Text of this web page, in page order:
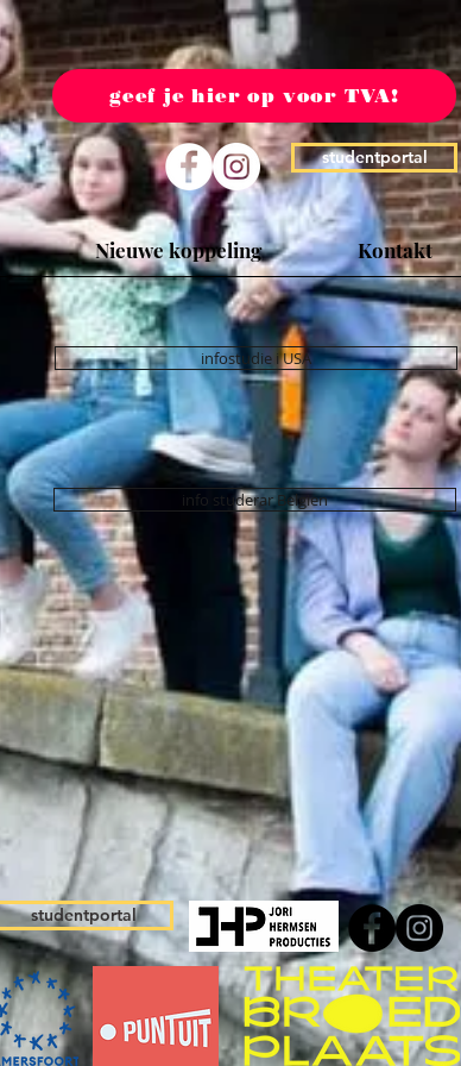
geef je hier op voor TVA!
studentportal
Nieuwe koppeling Kontakt
infostudie i USA
info studerar Belgien
studentportal